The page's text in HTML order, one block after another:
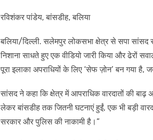
रविशंकर पांडेय, बांसडीह, बलिया
बलिया/दिल्ली. सलेमपुर लोकसभा क्षेत्र से सपा सांसद
निशाना साधते हुए एक वीडियो जारी किया और
पूरा इलाका अपराधियों के लिए ‘सेफ ज़ोन’ बन गया है,
सांसद ने कहा कि क्षेत्र में आपराधिक वारदातों की
लेकर बांसडीह तक जितनी घटनाएं हुईं, एक भी बड़ी
सरकार और पुलिस की नाकामी है।”